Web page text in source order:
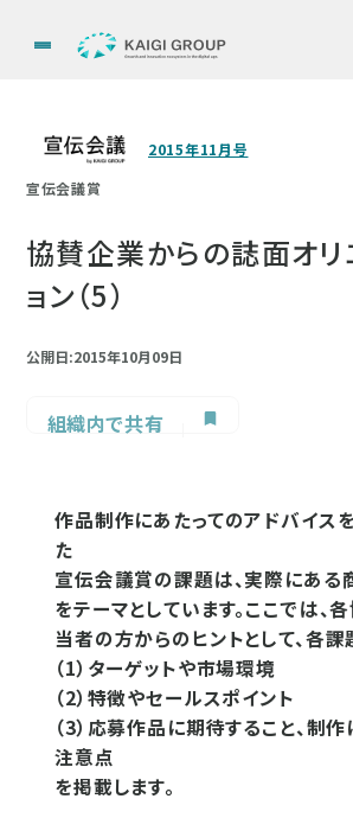
2015年11月号
宣伝会議賞
協賛企業からの誌面オリ
ョン（5）
公開日:2015年10月09日
組織内で共有
作品制作にあたってのアドバイス
た
宣伝会議賞の課題は、実際にある
をテーマとしています。ここでは、
当者の方からのヒントとして、各課
（1）ターゲットや市場環境
（2）特徴やセールスポイント
（3）応募作品に期待すること、制
注意点
を掲載します。